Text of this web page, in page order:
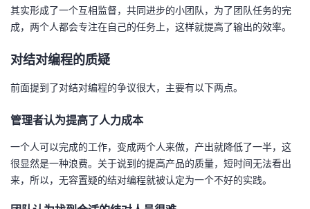
其实形成了一个互相监督，共同进步的小团队，为了团队任务的完
成，两个人都会专注在自己的任务上，这样就提高了输出的效率。
对结对编程的质疑
前面提到了对结对编程的争议很大，主要有以下两点。
管理者认为提高了人力成本
一个人可以完成的工作，变成两个人来做，产出就降低了一半，这
很显然是一种浪费。关于说到的提高产品的质量，短时间无法看出
来，所以，无容置疑的结对编程就被认定为一个不好的实践。